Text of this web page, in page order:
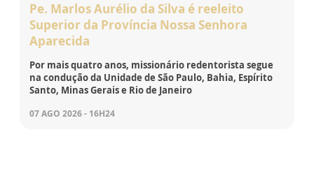
Pe. Marlos Aurélio da Silva é reeleito
Superior da Província Nossa Senhora
Aparecida
Por mais quatro anos, missionário redentorista segue
na condução da Unidade de São Paulo, Bahia, Espírito
Santo, Minas Gerais e Rio de Janeiro
07 AGO 2026 - 16H24